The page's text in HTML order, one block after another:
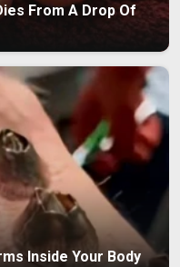
From A Drop Of
Inside Your Body